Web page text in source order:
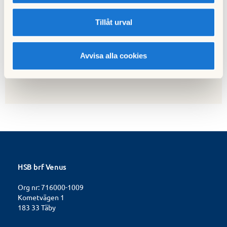
Tillåt urval
Avvisa alla cookies
Ny hissentreprenör, Trygga Hiss, tar över drift
HSB brf Venus
Org nr: 716000-1009
Kometvägen 1
183 33 Täby